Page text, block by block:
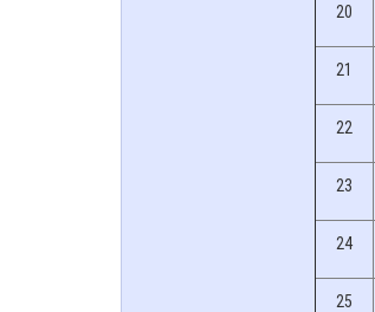
20
21
22
23
24
25